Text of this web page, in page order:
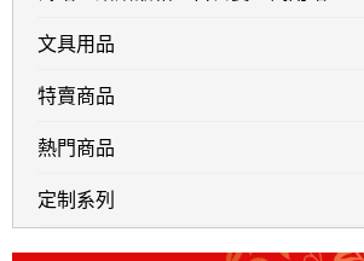
文具用品
特賣商品
熱門商品
定制系列